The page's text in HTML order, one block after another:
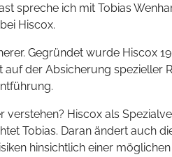
spreche ich mit Tobias
Hiscox.
Gegründet wurde Hiscox
der Absicherung spezieller
verstehen? Hiscox als
Tobias. Daran ändert auch
hinsichtlich einer